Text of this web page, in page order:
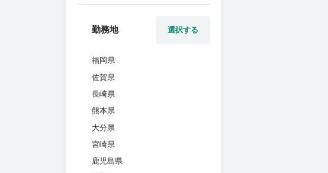
選択する
勤務地
福岡県
佐賀県
長崎県
熊本県
大分県
宮崎県
鹿児島県